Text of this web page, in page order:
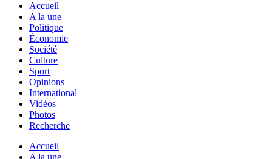
Accueil
A la une
Politique
Économie
Société
Culture
Sport
Opinions
International
Vidéos
Photos
Recherche
Accueil
A la une